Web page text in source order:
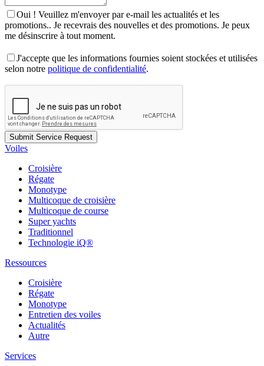
Oui ! Veuillez m'envoyer par e-mail les actualités et les
promotions.. Je recevrais des nouvelles et des promotions. Je peux
me désinscrire à tout moment.
J'accepte que les informations fournies soient stockées et utilisées
selon notre politique de confidentialité.
Voiles
Croisière
Régate
Monotype
Multicoque de croisière
Multicoque de course
Super yachts
Traditionnel
Technologie iQ®
Ressources
Croisière
Régate
Monotype
Entretien des voiles
Actualités
Autre
Services